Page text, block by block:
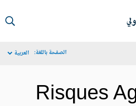
الصفحة باللغة: العربية
Risques